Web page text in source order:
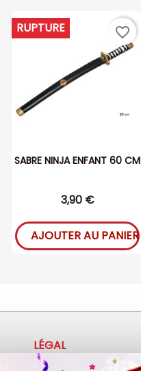
SABRE NINJA ENFANT 60 CM
3,90 €
RUPTURE
AJOUTER AU PANIER
favorite_border
LÉGAL